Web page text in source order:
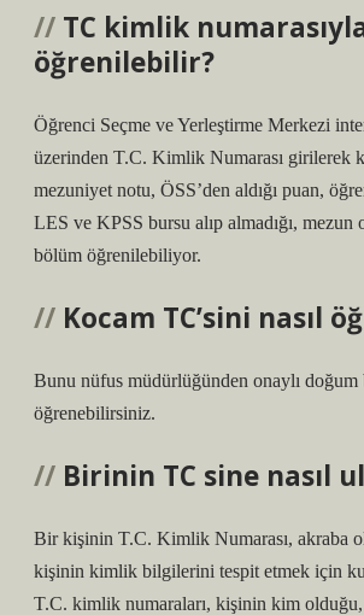
TC kimlik
öğrenilebilir?
Öğrenci Seçme ve Yerleştirme Merkezi
üzerinden T.C. Kimlik Numarası girilerek
mezuniyet notu, ÖSS’den aldığı puan,
LES ve KPSS bursu alıp almadığı,
bölüm öğrenilebiliyor.
Kocam TC’sini nasıl
Bunu nüfus müdürlüğünden onaylı doğum
öğrenebilirsiniz.
Birinin TC sine nasıl
Bir kişinin T.C. Kimlik Numarası, akraba
kişinin kimlik bilgilerini tespit etmek için
T.C. kimlik numaraları, kişinin kim olduğu,